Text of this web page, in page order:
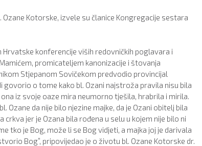
Kotorske, izvele su članice Kongregacije sestara
konferencije viših redovničkih poglavara i
promicateljem kanonizacije i štovanja
Stjepanom Sovičekom predvodio provincijal
govorio o tome kako bl. Ozani najstroža pravila nisu bila
iz svoje oaze mira neumorno tješila, hrabrila i mirila.
Ozane da nije bilo njezine majke, da je Ozani obitelj bila
jer je Ozana bila rođena u selu u kojem nije bilo ni
tko je Bog, može li se Bog vidjeti, a majka joj je darivala
Bog”, pripovijedao je o životu bl. Ozane Kotorske dr.